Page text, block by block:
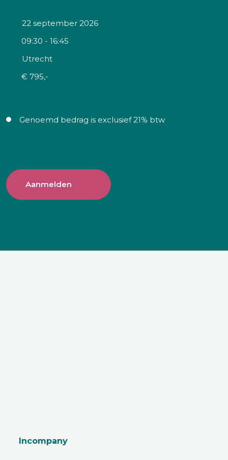
22 september 2026
09:30 - 16:45
Utrecht
€ 795,-
Genoemd bedrag is exclusief 21% btw
Aanmelden
Incompany